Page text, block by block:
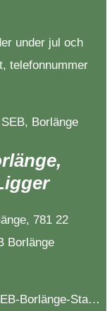
under jul och
telefonnummer
Borlänge
781 22
Borlänge
Borlänge-Sta…